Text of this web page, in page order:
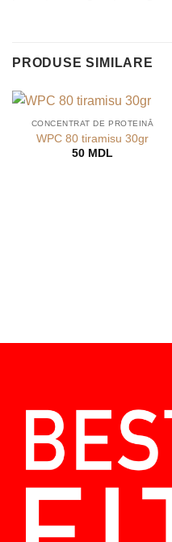
PRODUSE SIMILARE
CONCENTRAT DE PROTEINĂ
WPC 80 tiramisu 30gr
50 MDL